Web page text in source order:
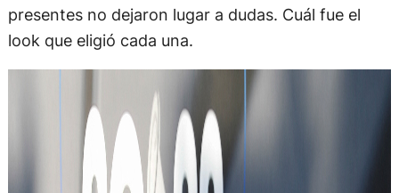
presentes no dejaron lugar a dudas. Cuál fue el
look que eligió cada una.